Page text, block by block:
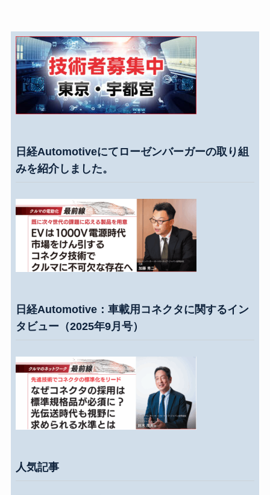
日経Automotiveにてローゼンバーガーの取り組
みを紹介しました。
日経Automotive：車載用コネクタに関するイン
タビュー（2025年9月号）
人気記事